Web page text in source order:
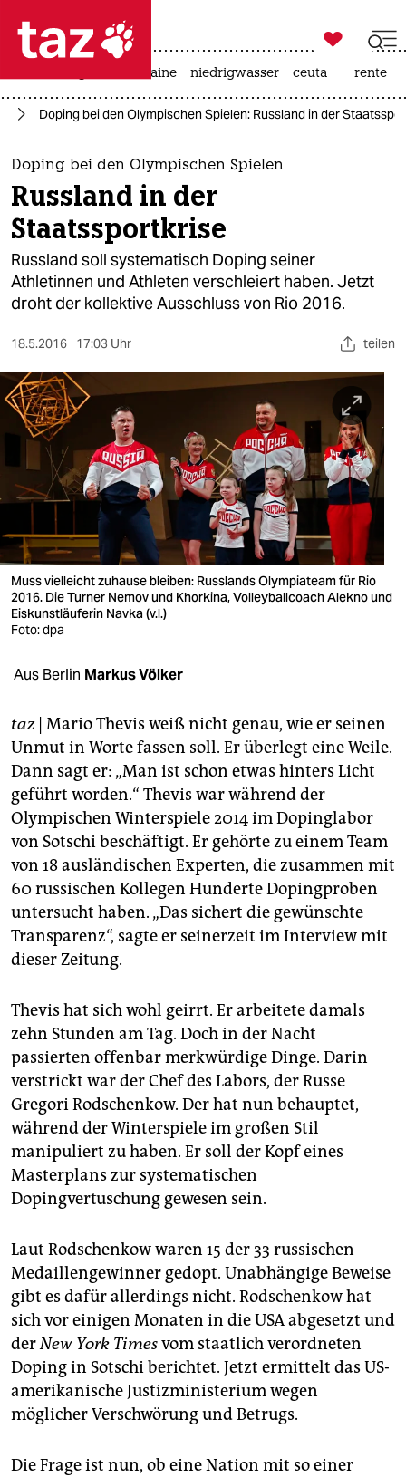
 taz zahl ich
taz zahl ich
themen
politik
öko
gesellschaft
sport
berlin
nord
wahrheit
verlag
verlag
veranstaltungen
shop
fragen & hilfe
abo
genossenschaft
epaper login

taz zahl ich
krieg in der ukraine niedrigwasser ceuta rente
Doping bei den Olympischen Spielen: Russland in der
Doping bei den Olympischen Spielen
Russland in der
Staatssportkrise
Russland soll systematisch Doping seiner
Athletinnen und Athleten verschleiert haben. Jetzt
droht der kollektive Ausschluss von Rio 2016.
18.5.2016 17:03 Uhr teilen
Muss vielleicht zuhause bleiben: Russlands Olympiateam für Rio
2016. Die Turner Nemov und Khorkina, Volleyballcoach Alekno und
Eiskunstläuferin Navka (v.l.)
Foto: dpa
Aus Berlin Markus Völker
taz| Mario Thevis weiß nicht genau, wie er seinen
Unmut in Worte fassen soll. Er überlegt eine Weile.
Dann sagt er: „Man ist schon etwas hinters Licht
geführt worden.“ Thevis war während der
Olympischen Winterspiele 2014 im Dopinglabor
von Sotschi beschäftigt. Er gehörte zu einem Team
von 18 ausländischen Experten, die zusammen mit
60 russischen Kollegen Hunderte Dopingproben
untersucht haben. „Das sichert die gewünschte
Transparenz“, sagte er seinerzeit im Interview mit
dieser Zeitung.
Thevis hat sich wohl geirrt. Er arbeitete damals
zehn Stunden am Tag. Doch in der Nacht
passierten offenbar merkwürdige Dinge. Darin
verstrickt war der Chef des Labors, der Russe
Gregori Rodschenkow. Der hat nun behauptet,
während der Winterspiele im großen Stil
manipuliert zu haben. Er soll der Kopf eines
Masterplans zur systematischen
Dopingvertuschung gewesen sein.
Laut Rodschenkow waren 15 der 33 russischen
Medaillengewinner gedopt. Unabhängige Beweise
gibt es dafür allerdings nicht. Rodschenkow hat
sich vor einigen Monaten in die USA abgesetzt und
derNew York Timesvom staatlich verordneten
Doping in Sotschi berichtet. Jetzt ermittelt das US-
amerikanische Justizministerium wegen
möglicher Verschwörung und Betrugs.
Die Frage ist nun, ob eine Nation mit so einer